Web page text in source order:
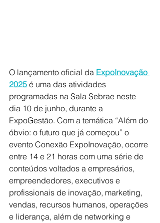
O lançamento oficial da ExpoInovação
2025 é uma das atividades
programadas na Sala Sebrae neste
dia 10 de junho, durante a
ExpoGestão. Com a temática “Além do
óbvio: o futuro que já começou” o
evento Conexão ExpoInovação, ocorre
entre 14 e 21 horas com uma série de
conteúdos voltados a empresários,
empreendedores, executivos e
profissionais de inovação, marketing,
vendas, recursos humanos, operações
e liderança, além de networking e